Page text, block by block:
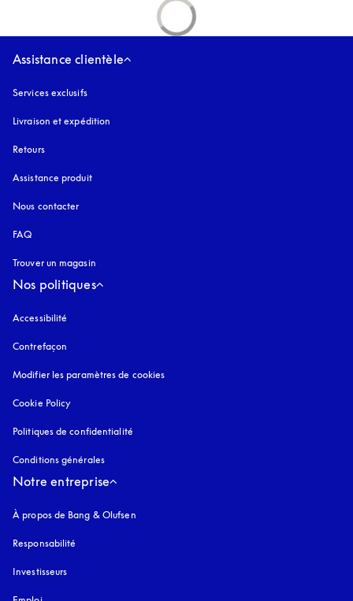
Assistance clientèle
Services exclusifs
Livraison et expédition
Retours
Assistance produit
Nous contacter
FAQ
Trouver un magasin
Nos politiques
Accessibilité
Contrefaçon
Modifier les paramètres de cookies
Cookie Policy
Politiques de confidentialité
Conditions générales
Notre entreprise
À propos de Bang & Olufsen
Responsabilité
Investisseurs